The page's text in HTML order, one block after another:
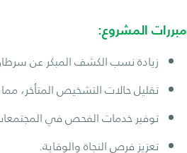
مبررات المشروع:
زيادة نسب الكشف المبكر عن
تقليل حالات التشخيص المتأخر،
توفير خدمات الفحص في
تعزيز فرص النجاة والوقاية.